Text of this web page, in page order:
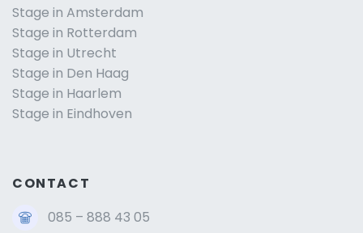
Stage in Amsterdam
Stage in Rotterdam
Stage in Utrecht
Stage in Den Haag
Stage in Haarlem
Stage in Eindhoven
CONTACT
085 – 888 43 05